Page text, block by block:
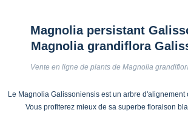
Magnolia persistant
Magnolia grandiflora
Vente en ligne de plants de Magnolia
Le Magnolia Galissoniensis est un arbre d'alignement
Vous profiterez mieux de sa superbe floraison